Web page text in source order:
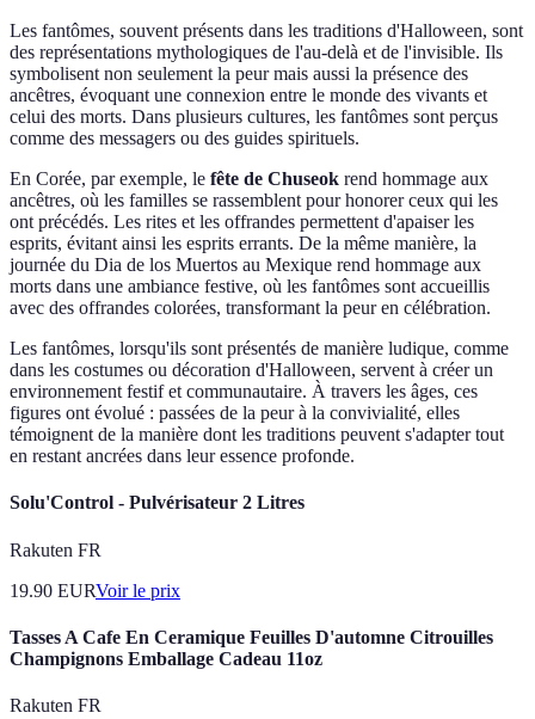
Les fantômes, souvent présents dans les traditions d'Halloween, sont
des représentations mythologiques de l'au-delà et de l'invisible. Ils
symbolisent non seulement la peur mais aussi la présence des
ancêtres, évoquant une connexion entre le monde des vivants et
celui des morts. Dans plusieurs cultures, les fantômes sont perçus
comme des messagers ou des guides spirituels.
En Corée, par exemple, le fête de Chuseok rend hommage aux
ancêtres, où les familles se rassemblent pour honorer ceux qui les
ont précédés. Les rites et les offrandes permettent d'apaiser les
esprits, évitant ainsi les esprits errants. De la même manière, la
journée du Dia de los Muertos au Mexique rend hommage aux
morts dans une ambiance festive, où les fantômes sont accueillis
avec des offrandes colorées, transformant la peur en célébration.
Les fantômes, lorsqu'ils sont présentés de manière ludique, comme
dans les costumes ou décoration d'Halloween, servent à créer un
environnement festif et communautaire. À travers les âges, ces
figures ont évolué : passées de la peur à la convivialité, elles
témoignent de la manière dont les traditions peuvent s'adapter tout
en restant ancrées dans leur essence profonde.
Solu'Control - Pulvérisateur 2 Litres
Rakuten FR
19.90 EURVoir le prix
Tasses A Cafe En Ceramique Feuilles D'automne Citrouilles
Champignons Emballage Cadeau 11oz
Rakuten FR